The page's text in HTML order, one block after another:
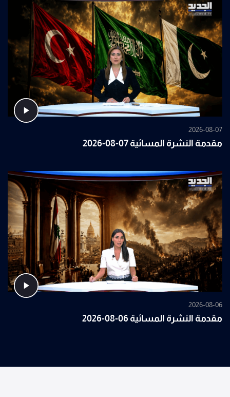
2026-08-07
مقدمة النشرة المسائية 07-08-2026
2026-08-06
مقدمة النشرة المسائية 06-08-2026